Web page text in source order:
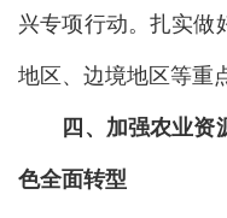
兴专项行动。扎实做
地区、边境地区等重
四、加强农业资
色全面转型